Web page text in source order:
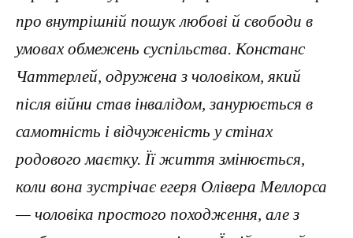
про внутрішній пошук любові й свободи в
умовах обмежень суспільства. Констанс
Чаттерлей, одружена з чоловіком, який
після війни став інвалідом, занурюється в
самотність і відчуженість у стінах
родового маєтку. Її життя змінюється,
коли вона зустрічає егеря Олівера Меллорса
— чоловіка простого походження, але з